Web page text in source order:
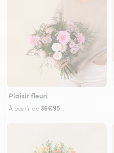
Plaisir fleuri
À partir de 36€95